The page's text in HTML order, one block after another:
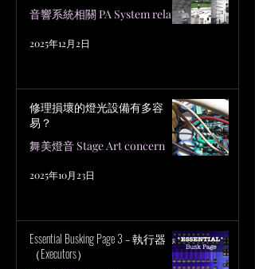
音響系統相關 PA System related
2025年12月2日
修理損壞的燈光設備有多容
易？
舞美燈音 Stage Art concern
2025年10月23日
Essential Busking Page 3 – 執行器
（Executors）